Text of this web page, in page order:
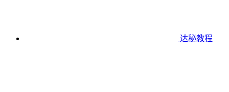
达秘教程